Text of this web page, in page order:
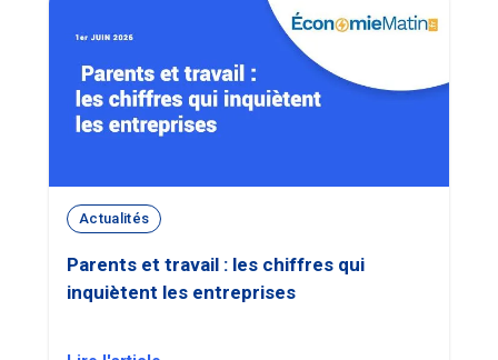
Actualités
Parents et travail : les chiffres qui
inquiètent les entreprises